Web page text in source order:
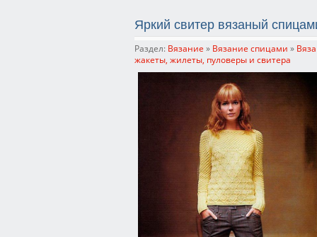
Яркий свитер вязаный
Раздел: Вязание » Вязание спицами »
жакеты, жилеты, пуловеры и свитера